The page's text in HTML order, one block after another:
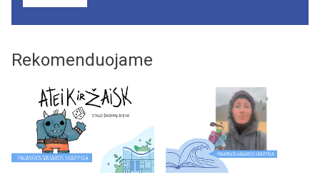
Rekomenduojame